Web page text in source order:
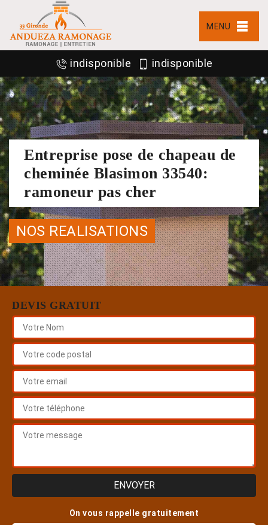
MENU
indisponible indisponible
Entreprise pose de chapeau de
cheminée Blasimon 33540:
ramoneur pas cher
NOS REALISATIONS
DEVIS GRATUIT
On vous rappelle gratuitement